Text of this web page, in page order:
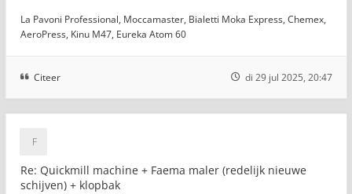
La Pavoni Professional, Moccamaster, Bialetti Moka Express, Chemex,
AeroPress, Kinu M47, Eureka Atom 60
Citeer di 29 jul 2025, 20:47
Re: Quickmill machine + Faema maler (redelijk nieuwe
schijven) + klopbak